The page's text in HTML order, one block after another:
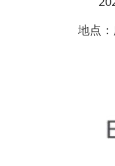
地点